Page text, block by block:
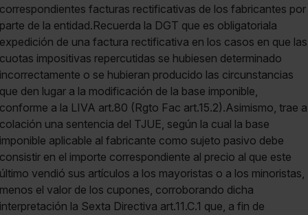
correspondientes facturas rectificativas de los fabricantes por
parte de la entidad.Recuerda la DGT que es obligatoriala
expedición de una factura rectificativa en los casos en que las
cuotas impositivas repercutidas se hubiesen determinado
incorrectamente o se hubieran producido las circunstancias
que den lugar a la modificación de la base imponible,
conforme a la LIVA art.80 (Rgto Fac art.15.2).Asimismo, trae a
colación una sentencia del TJUE, según la cual la base
imponible aplicable al fabricante como sujeto pasivo debe
consistir en el importe correspondiente al precio al que este
último vendió sus artículos a los mayoristas o a los minoristas,
menos el valor de los cupones, corroborando dicha
interpretación la Sexta Directiva art.11.C.1 que, a fin de